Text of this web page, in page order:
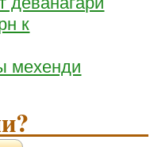
к
мехенди